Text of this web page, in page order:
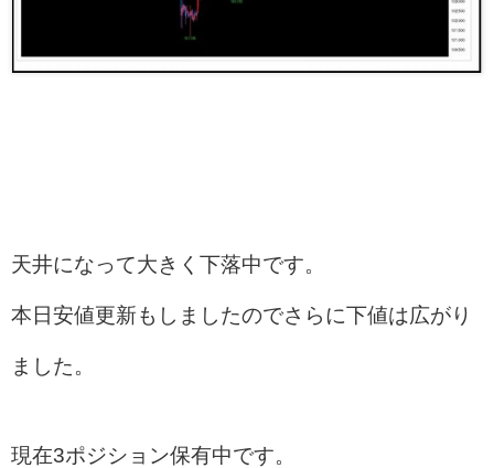
天井になって大きく下落中です。
本日安値更新もしましたのでさらに下値は広がり
ました。
現在3ポジション保有中です。